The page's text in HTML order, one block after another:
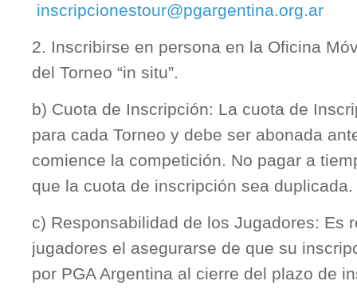
inscripcionestour@pgargentina.org.ar
2. Inscribirse en persona en la Oficina
del Torneo “in situ”.
b) Cuota de Inscripción: La cuota de
para cada Torneo y debe ser abonada
comience la competición. No pagar a
que la cuota de inscripción sea duplicada.
c) Responsabilidad de los Jugadores: Es
jugadores el asegurarse de que su
por PGA Argentina al cierre del plazo de